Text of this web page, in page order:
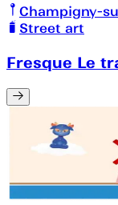
Champigny-
Street art
Fresque Le